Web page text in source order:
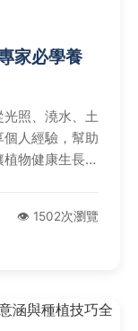
家必學養
照、澆水、土
人經驗，幫助
物健康生長、
👁️ 1502次瀏覽